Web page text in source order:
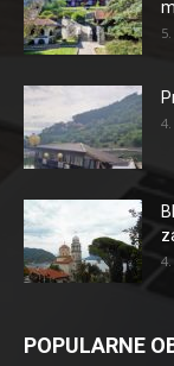
4.
4.
POPULARNE